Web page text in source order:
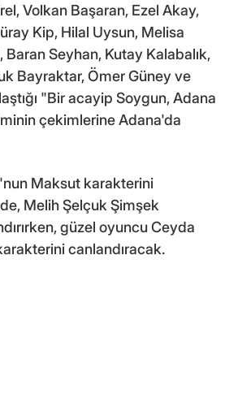
Volkan Başaran, Ezel Akay,
Kip, Hilal Uysun, Melisa
Baran Seyhan, Kutay Kalabalık,
Bayraktar, Ömer Güney ve
"Bir acayip Soygun, Adana
çekimlerine Adana'da
Maksut karakterini
Melih Şelçuk Şimşek
güzel oyuncu Ceyda
canlandıracak.